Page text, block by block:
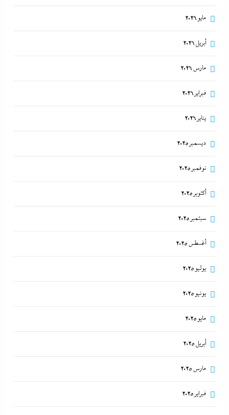
مايو 2026
أبريل 2026
مارس 2026
فبراير 2026
يناير 2026
ديسمبر 2025
نوفمبر 2025
أكتوبر 2025
سبتمبر 2025
أغسطس 2025
يوليو 2025
يونيو 2025
مايو 2025
أبريل 2025
مارس 2025
فبراير 2025